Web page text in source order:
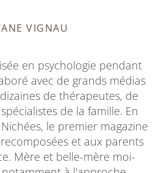
VIGNAU
en psychologie pendant
avec de grands médias
de thérapeutes, de
de la famille. En
le premier magazine
et aux parents
Mère et belle-mère moi-